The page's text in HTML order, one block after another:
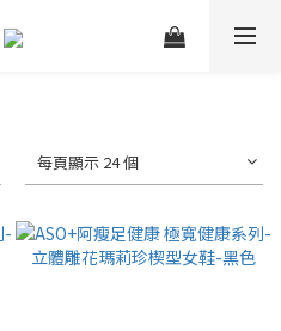
每頁顯示 24 個